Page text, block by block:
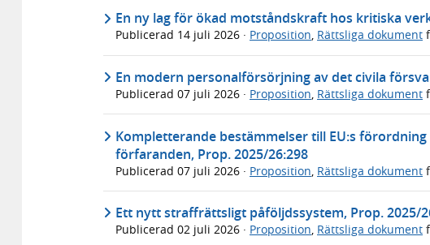
En ny lag för ökad motståndskraft hos kritiska
Publicerad 14 juli 2026 · Proposition, Rättsliga dokument
En modern personalförsörjning av det civila
Publicerad 07 juli 2026 · Proposition, Rättsliga dokument
Kompletterande bestämmelser till EU:s
förfaranden, Prop. 2025/26:298
Publicerad 07 juli 2026 · Proposition Rättsliga dokument
Ett nytt straffrättsligt påföljdssystem, Prop. 2025/
Publicerad 02 juli 2026 · Proposition, Rättsliga dokument